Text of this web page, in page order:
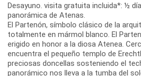
Desayuno. visita gratuita incluida*: ½
panorámica de Atenas.
El Partenón, símbolo clásico de la
totalmente en mármol blanco. El
erigido en honor a la diosa Atenea.
encuentra el pequeño templo de
preciosas doncellas sosteniendo el
panorámico nos lleva a la tumba del